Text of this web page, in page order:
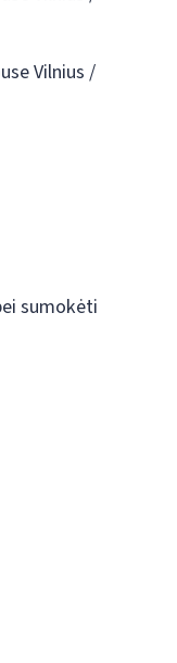
Vilnius /
sumokėti